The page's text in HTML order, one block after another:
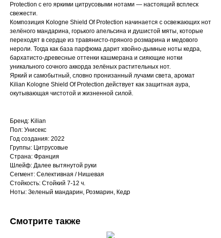
Protection с его яркими цитрусовыми нотами — настоящий всплеск
свежести.
Композиция Kologne Shield Of Protection начинается с освежающих нот
зелёного мандарина, горького апельсина и душистой мяты, которые
переходят в сердце из травянисто-пряного розмарина и медового
нероли. Тогда как база парфюма дарит хвойно-дымные ноты кедра,
бархатисто-древесные оттенки кашмерана и сияющие нотки
уникального сочного аккорда зелёных растительных нот.
Яркий и самобытный, словно пронизанный лучами света, аромат
Kilian Kologne Shield Of Protection действует как защитная аура,
окутывающая чистотой и жизненной силой.
Бренд: Kilian
Пол: Унисекс
Год создания: 2022
Группы: Цитрусовые
Страна: Франция
Шлейф: Далее вытянутой руки
Сегмент: Селективная / Нишевая
Стойкость: Стойкий 7-12 ч.
Ноты: Зеленый мандарин, Розмарин, Кедр
Смотрите также